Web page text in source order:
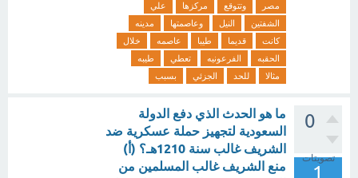
مصر
وتتوقع مركزها
علي
الشفتين
النيل وعاصمتها
مدينه
كانت
قديما طيبا عاصمه
خلال
الحقبه
الفرعونيه تعطي
طيبه
مثالا
للحد الجزئي بسبب
0
تصويتات
1
ما هو الحدث الذي دفع الدولة
السعودية لتجهيز حملة عسكرية ضد
الشريف غالب سنة 1210هـ؟ (أ)
منع الشريف غالب المسلمين من